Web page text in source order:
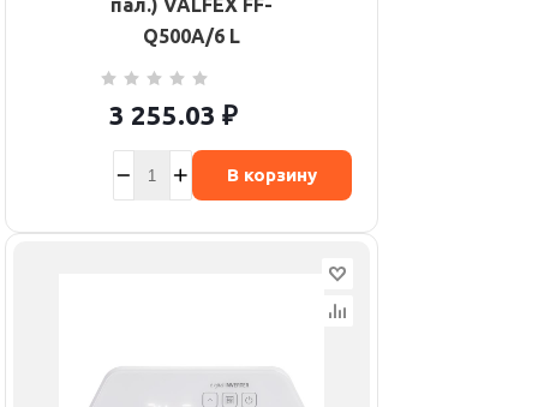
пал.) VALFEX FF-
Q500A/6 L
3 255.03 ₽
В корзину